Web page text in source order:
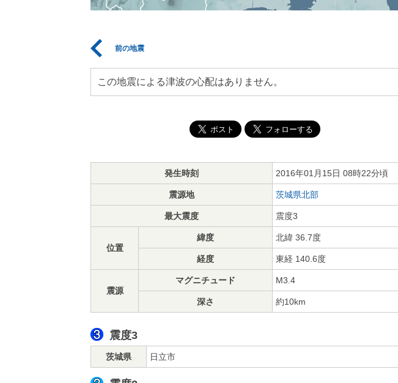
前の地震
この地震による津波の心配はありません。
発生時刻 2016年01月15日 08時22分頃
震源地 茨城県北部
最大震度 震度3
位置
緯度 北緯 36.7度
経度 東経 140.6度
震源
マグニチュード M3.4
深さ 約10km
震度3
茨城県 日立市